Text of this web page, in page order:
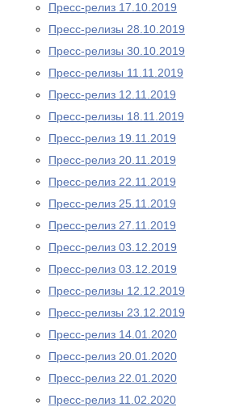
Пресс-релиз 17.10.2019
Пресс-релизы 28.10.2019
Пресс-релизы 30.10.2019
Пресс-релизы 11.11.2019
Пресс-релиз 12.11.2019
Пресс-релизы 18.11.2019
Пресс-релиз 19.11.2019
Пресс-релиз 20.11.2019
Пресс-релиз 22.11.2019
Пресс-релиз 25.11.2019
Пресс-релиз 27.11.2019
Пресс-релиз 03.12.2019
Пресс-релиз 03.12.2019
Пресс-релизы 12.12.2019
Пресс-релизы 23.12.2019
Пресс-релиз 14.01.2020
Пресс-релиз 20.01.2020
Пресс-релиз 22.01.2020
Пресс-релиз 11.02.2020